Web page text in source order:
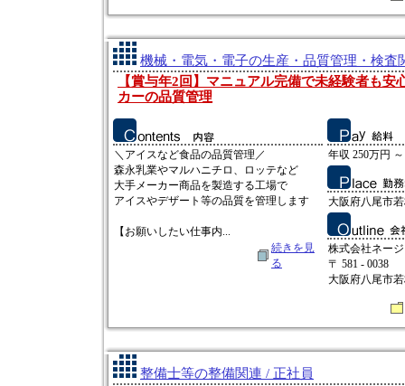
機械・電気・電子の生産・品質管理・検査
【賞与年2回】マニュアル完備で未経験者も安
カーの品質管理
＼アイスなど食品の品質管理／
森永乳業やマルハニチロ、ロッテなど
大手メーカー商品を製造する工場で
アイスやデザート等の品質を管理します
【お願いしたい仕事内...
続きを見
る
年収 250万円
大阪府八尾市
株式会社ネー
〒 581 - 0038
大阪府八尾市
整備士等の整備関連 / 正社員